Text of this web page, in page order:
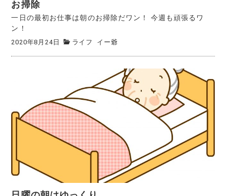
お掃除
一日の最初お仕事は朝のお掃除だワン！ 今週も頑張るワ
ン！
2020年8月24日 ライフ イー爺